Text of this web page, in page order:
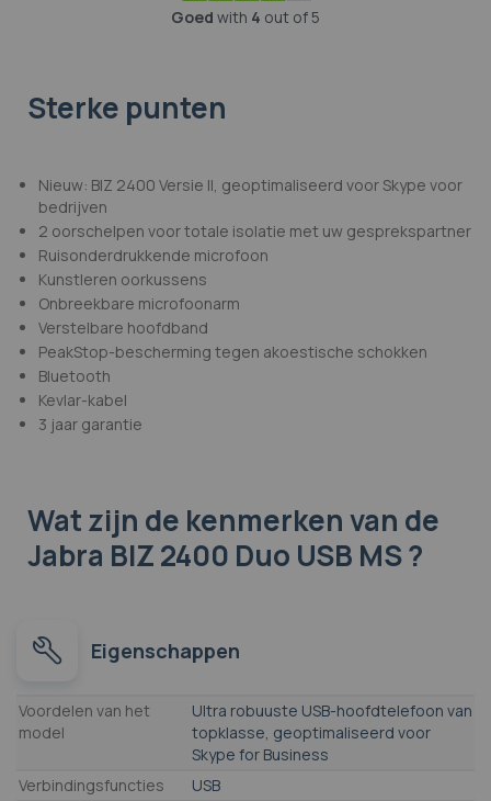
Goed with 4 out of 5
Sterke punten
Nieuw: BIZ 2400 Versie II, geoptimaliseerd voor Skype voor
bedrijven
2 oorschelpen voor totale isolatie met uw gesprekspartner
Ruisonderdrukkende microfoon
Kunstleren oorkussens
Onbreekbare microfoonarm
Verstelbare hoofdband
PeakStop-bescherming tegen akoestische schokken
Bluetooth
Kevlar-kabel
3 jaar garantie
Wat zijn de kenmerkenvan de
Jabra BIZ 2400 Duo USB MS ?
Eigenschappen
Eigenschappen
Voordelen van het
model
Ultra robuuste USB-hoofdtelefoon van
topklasse, geoptimaliseerd voor
Skype for Business
Verbindingsfuncties
USB